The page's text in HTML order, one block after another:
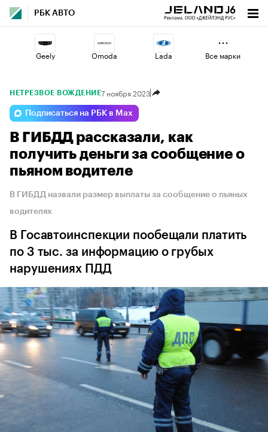
РБК АВТО
Geely Omoda Lada
Voyah Esteo Haval
Jaecoo Volga Changan
Все марки
НЕТРЕЗВОЕ ВОЖДЕНИЕ7 ноября 2023
Подписаться на РБК в Max
В ГИБДД рассказали, как
получить деньги за сообщение о
пьяном водителе
В ГИБДД назвали размер выплаты за сообщение о пьяных
водителях
В Госавтоинспекции пообещали платить
по 3 тыс. за информацию о грубых
нарушениях ПДД